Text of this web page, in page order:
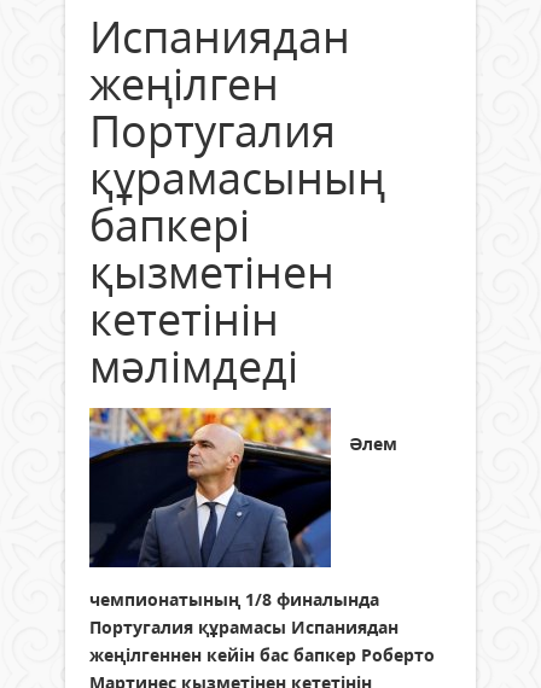
Испаниядан
жеңілген
Португалия
құрамасының
бапкері
қызметінен
кететінін
мәлімдеді
Әлем
чемпионатының 1/8 финалында
Португалия құрамасы Испаниядан
жеңілгеннен кейін бас бапкер Роберто
Мартинес қызметінен кететінін